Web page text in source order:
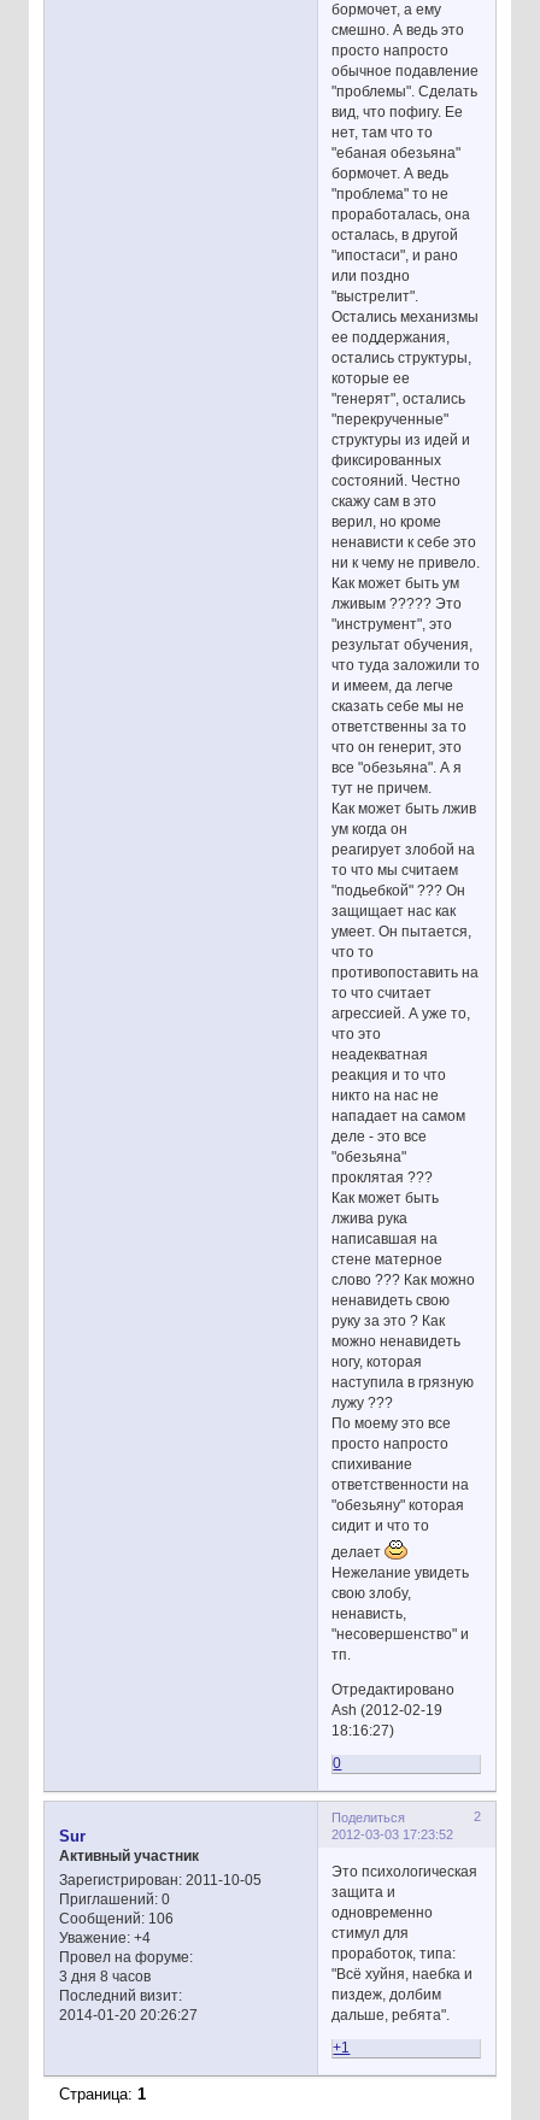
бормочет, а ему
смешно. А ведь это
просто напросто
обычное подавление
"проблемы". Сделать
вид, что пофигу. Ее
нет, там что то
"ебаная обезьяна"
бормочет. А ведь
"проблема" то не
проработалась, она
осталась, в другой
"ипостаси", и рано
или поздно
"выстрелит".
Остались механизмы
ее поддержания,
остались структуры,
которые ее
"генерят", остались
"перекрученные"
структуры из идей и
фиксированных
состояний. Честно
скажу сам в это
верил, но кроме
ненависти к себе это
ни к чему не привело.
Как может быть ум
лживым ????? Это
"инструмент", это
результат обучения,
что туда заложили то
и имеем, да легче
сказать себе мы не
ответственны за то
что он генерит, это
все "обезьяна". А я
тут не причем.
Как может быть лжив
ум когда он
реагирует злобой на
то что мы считаем
"подьебкой" ??? Он
защищает нас как
умеет. Он пытается,
что то
противопоставить на
то что считает
агрессией. А уже то,
что это
неадекватная
реакция и то что
никто на нас не
нападает на самом
деле - это все
"обезьяна"
проклятая ???
Как может быть
лжива рука
написавшая на
стене матерное
слово ??? Как можно
ненавидеть свою
руку за это ? Как
можно ненавидеть
ногу, которая
наступила в грязную
лужу ???
По моему это все
просто напросто
спихивание
ответственности на
"обезьяну" которая
сидит и что то
делает
Нежелание увидеть
свою злобу,
ненависть,
"несовершенство" и
тп.
Отредактировано
Ash (2012-02-19
18:16:27)
0
Поделиться
2
2012-03-03 17:23:52
Sur
Активный участник
Зарегистрирован: 2011-10-05
Приглашений:0
Сообщений:106
Уважение: +4
Провел на форуме:
3 дня 8 часов
Последний визит:
2014-01-20 20:26:27
Это психологическая
защита и
одновременно
стимул для
проработок, типа:
"Всё хуйня, наебка и
пиздеж, долбим
дальше, ребята".
+1
Страница: 1